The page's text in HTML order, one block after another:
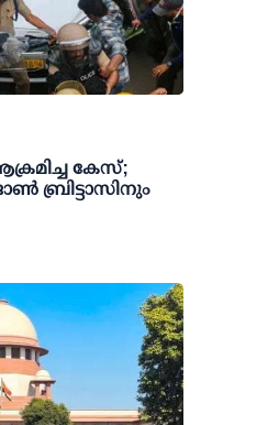
കേസ്;
ബ്രിട്ടാസിനും